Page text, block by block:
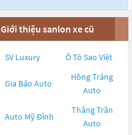
Giới thiệu sanlon xe cũ
SV Luxury Ô Tô Sao Việt
Gia Bảo Auto
Hồng Tráng
Auto
Auto Mỹ Đình
Thắng Trần
Auto